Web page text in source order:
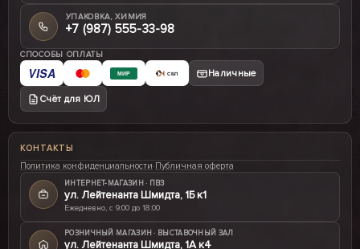
УПАКОВКА, ХИМИЯ
+7 (987) 555-33-98
СПОСОБЫ ОПЛАТЫ
VISA МИР СБП Наличные
Счёт для ЮЛ
КОНТАКТЫ
Политика конфиденциальности·Публичная оферта
ИНТЕРНЕТ-МАГАЗИН · ПВЗ
ул. Лейтенанта Шмидта, 1Б к1
Ежедневно, с 9:00 до 18:00
РОЗНИЧНЫЙ МАГАЗИН · ВЫСТАВОЧНЫЙ ЗАЛ
ул. Лейтенанта Шмидта, 1А к4